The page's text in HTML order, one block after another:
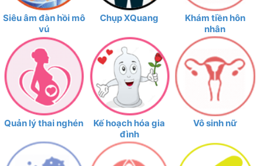
Siêu âm đàn hồi mô
vú
Chụp XQuang
Khám tiền hôn
nhân
Quản lý thai nghén
Kế hoạch hóa gia
đình
Vô sinh nữ